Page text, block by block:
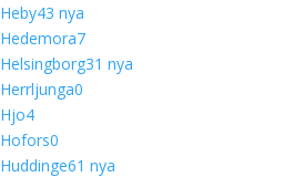
Heby43 nya
Hedemora7
Helsingborg31 nya
Herrljunga0
Hjo4
Hofors0
Huddinge61 nya